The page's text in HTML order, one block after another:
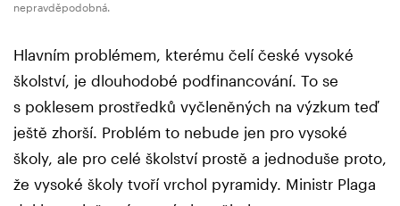
nepravděpodobná.
Hlavním problémem, kterému čelí české vysoké
školství, je dlouhodobé podfinancování. To se
s poklesem prostředků vyčleněných na výzkum teď
ještě zhorší. Problém to nebude jen pro vysoké
školy, ale pro celé školství prostě a jednoduše proto,
že vysoké školy tvoří vrchol pyramidy. Ministr Plaga